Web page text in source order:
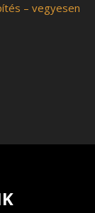
– vegyesen